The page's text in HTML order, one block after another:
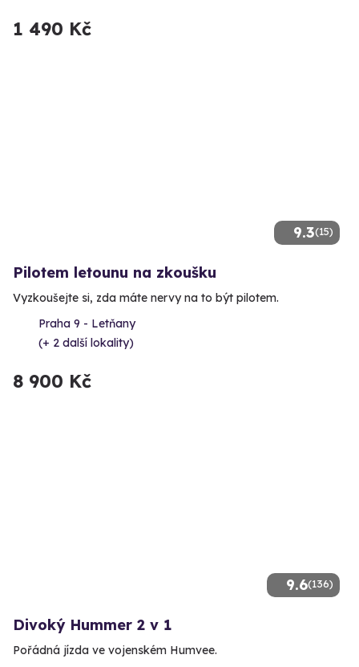
1 490 Kč
9.3(15)
Pilotem letounu na zkoušku
Vyzkoušejte si, zda máte nervy na to být pilotem.
Praha 9 - Letňany
(+ 2 další lokality)
8 900 Kč
9.6(136)
Divoký Hummer 2 v 1
Pořádná jízda ve vojenském Humvee.